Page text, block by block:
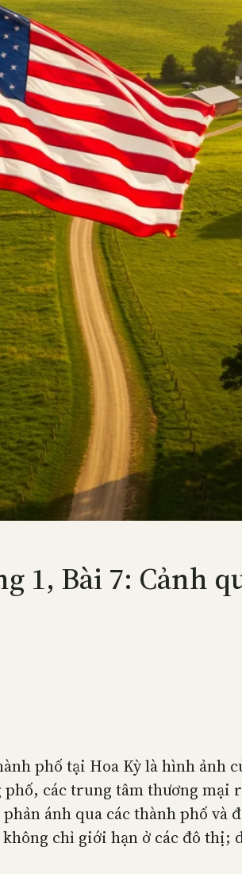
1, Bài 7: Cảnh
phố tại Hoa Kỳ là hình
các trung tâm thương mại
ánh qua các thành phố
chỉ giới hạn ở các đô